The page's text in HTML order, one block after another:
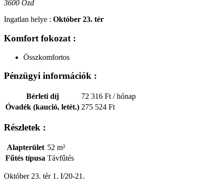
3600 Ózd
Ingatlan helye : Október 23. tér
Komfort fokozat :
Összkomfortos
Pénzügyi információk :
Bérleti díj 72 316 Ft / hónap
Óvadék (kaució, letét.) 275 524 Ft
Részletek :
Alapterület 52 m²
Fűtés típusa Távfűtés
Október 23. tér 1. I/20-21.